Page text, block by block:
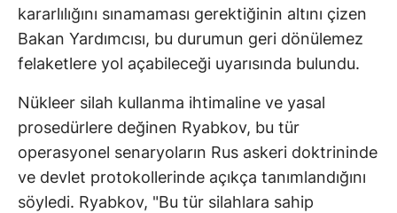
kararlılığını sınamaması gerektiğinin altını çizen
Bakan Yardımcısı, bu durumun geri dönülemez
felaketlere yol açabileceği uyarısında bulundu.
Nükleer silah kullanma ihtimaline ve yasal
prosedürlere değinen Ryabkov, bu tür
operasyonel senaryoların Rus askeri doktrininde
ve devlet protokollerinde açıkça tanımlandığını
söyledi. Ryabkov, "Bu tür silahlara sahip